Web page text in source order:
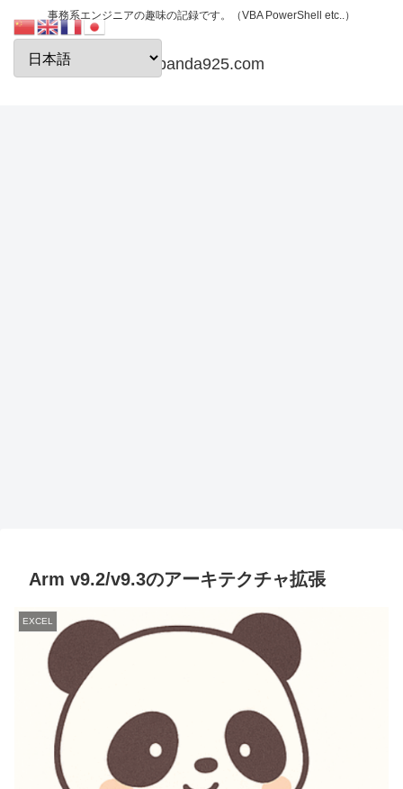
事務系エンジニアの趣味の記録です。（VBA PowerShell etc..）
papanda925.com
Arm v9.2/v9.3のアーキテクチャ拡張
EXCEL